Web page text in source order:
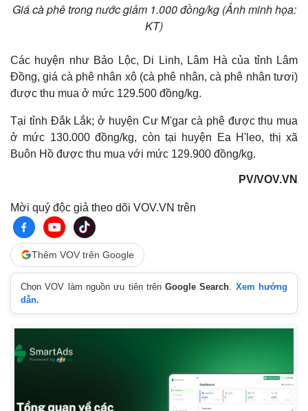
Kinh tế
Bất động sản
Khởi nghiệp
Thị trường
Giá vàng
Tỷ giá
Chứng khoán
Giá cà phê
Giá cà phê trong nước giảm 1.000 đồng/kg (Ảnh minh họa:
KT)
Các huyện như Bảo Lộc, Di Linh, Lâm Hà của tỉnh Lâm
Đồng, giá cà phê nhân xô (cà phê nhân, cà phê nhân tươi)
được thu mua ở mức 129.500 đồng/kg.
Tại tỉnh Đắk Lắk; ở huyện Cư M'gar cà phê được thu mua
ở mức 130.000 đồng/kg, còn tại huyện Ea H'leo, thị xã
Buôn Hồ được thu mua với mức 129.900 đồng/kg.
PV/VOV.VN
Mời quý độc giả theo dõi VOV.VN trên
Thêm VOV trên Google
Chọn VOV làm nguồn ưu tiên trênGoogle Search
Xem hướng
dẫn.